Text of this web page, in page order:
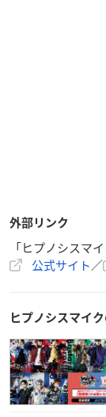
外部リンク
「ヒプノシスマ
公式サイト／
ヒプノシスマイ